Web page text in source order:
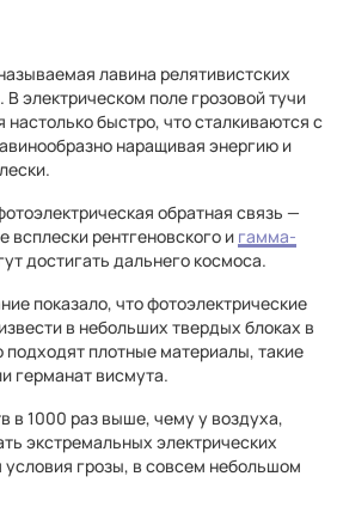
лавина релятивистских
электрическом поле грозовой тучи
быстро, что сталкиваются с
наращивая энергию и
обратная связь —
всплески рентгеновского и гамма-
достигать дальнего космоса.
показало, что фотоэлектрические
в небольших твердых блоках в
подходят плотные материалы, такие
германат висмута.
в 1000 раз выше, чему у воздуха,
экстремальных электрических
условия грозы, в совсем небольшом